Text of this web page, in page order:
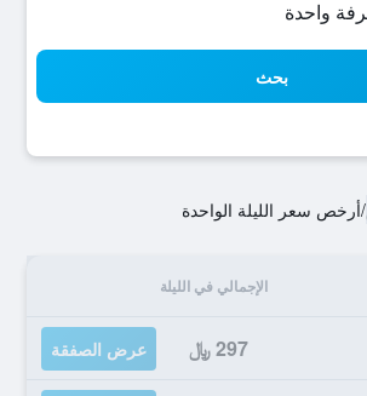
بحث
/أرخص سعر الليلة الواحدة
الإجمالي في الليلة
297 ﷼ عرض الصفقة